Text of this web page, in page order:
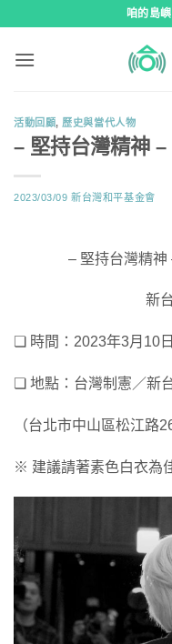
咱的島
活動回顧, 歷史與當代人物
– 堅持台灣精神 –
2023/03/09 新台灣和平基金會
– 堅持台灣精神
新
❏ 時間：2023年3月10
❏ 地點：台灣制憲／新
（台北市中山區松江路
※ 建議請著素色白衣為